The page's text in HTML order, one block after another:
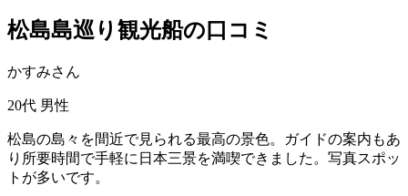
松島島巡り観光船の口コミ
かすみさん
20代 男性
松島の島々を間近で見られる最高の景色。ガイドの案内もあ
り所要時間で手軽に日本三景を満喫できました。写真スポッ
トが多いです。